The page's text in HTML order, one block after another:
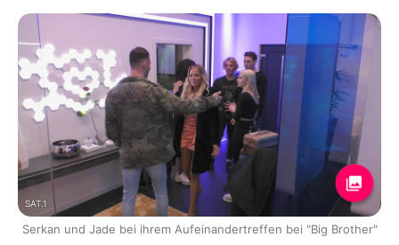
SAT.1
Serkan und Jade bei ihrem Aufeinandertreffen bei "Big Brother"